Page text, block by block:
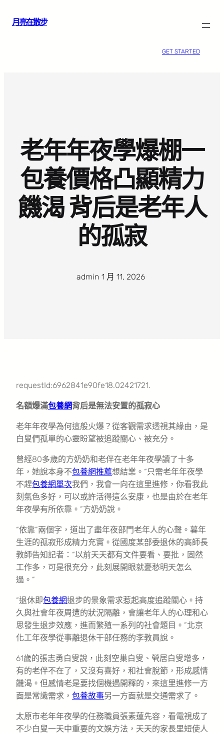
月亮在散步
GET STARTED
老年年夜學爆棚一
包養價格凸顯精力
饑渴 背后是老年人
的孤寂
admin 1 月 11, 2026
requestId:6962841e90fe18.02421721.
名額爆滿包養網背后是無法安置的孤寂心
老年年夜學為何這般火爆？從客觀需求透視其緣由，是
白叟們孤單的心靈盼望被追蹤關心、被充分。
曾經80多歲的方奶奶和老伴在老年年夜學讀了十多
年，她說本身不包養網推薦想結業。“只需老年年夜學
不趕包養網單次我們，我會一向在這里進修，你看我此
刻氣色多好，可以或許活得這么安康，也是由於在老年
年夜學有所依靠。”方奶奶說。
“依靠”兩個字，道出了盡年夜部門老年人的心聲。暮年
生涯的孤寂形成精力充實。從國度某部委退休的高師長
教師告知記者：“以前天天都有文件要看、要批，固然
工作多，可是很充分，此刻展開眼就憂愁明天怎么
過。”
“退休即包養網退步的景象需求惹起高度追蹤關心。持
久與社會年夜周遭的狀況隔離，會讓老年人的心理和心
思發生退步效應，進而繁殖一系列的社會題目。”北京
化工年夜學從事離退休干部任務的李教員說。
61歲的張志勇白叟說，此刻空巢白叟、煢居白叟增多，
有的老伴不在了，又沒有喜好，和社會脫節，形成感情
饑渴。但感情老是要找個機遇開釋的，來這里進修一方
面是常識需求， 包養故事另一方面就是交通需求了。
太原市老年年夜學的任務職員張素蓮先容，看電視成了
不少白叟一天中重要的文娛方法，天天的家長里短使人